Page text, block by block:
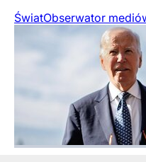
ŚwiatObserwator